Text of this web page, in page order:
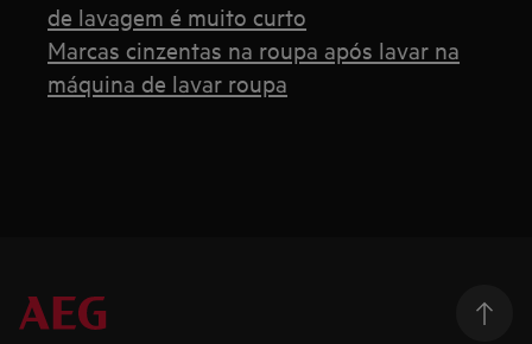
de lavagem é muito curto
Marcas cinzentas na roupa após lavar na
máquina de lavar roupa